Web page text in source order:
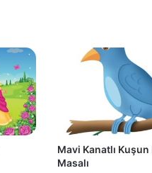
Mavi Kanatlı Kuşun
Masalı